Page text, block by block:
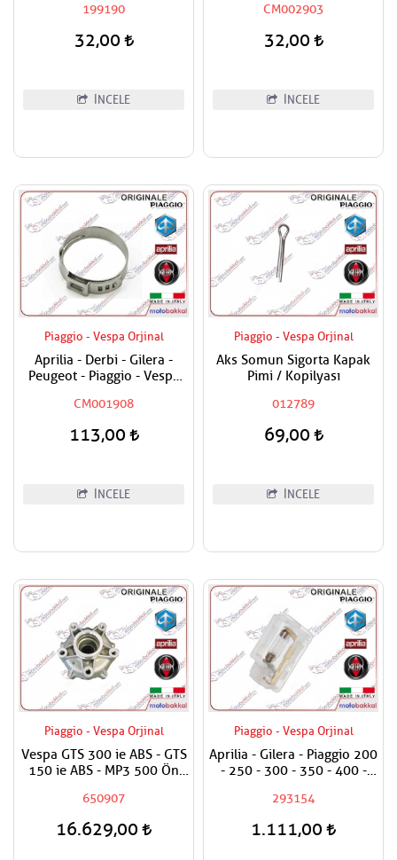
199190
32,00
İNCELE
CM002903
32,00
İNCELE
Piaggio - Vespa Orjinal
Aprilia - Derbi - Gilera -
Peugeot - Piaggio - Vespa
Kelepçesi
CM001908
113,00
İNCELE
Piaggio - Vespa Orjinal
Aks Somun Sigorta Kapak
Pimi / Kopilyası
012789
69,00
İNCELE
Piaggio - Vespa Orjinal
Vespa GTS 300 ie ABS - GTS
150 ie ABS - MP3 500 Ön
650907
16.629,00
Piaggio - Vespa Orjinal
Aprilia - Gilera - Piaggio 200
- 250 - 300 - 350 - 400 -
293154
1.111,00